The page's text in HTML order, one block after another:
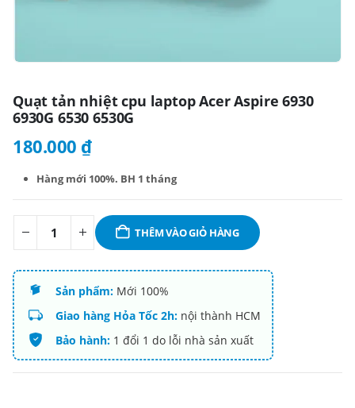
Quạt tản nhiệt cpu laptop Acer Aspire 6930
6930G 6530 6530G
180.000 ₫
Hàng mới 100%. BH 1 tháng
THÊM VÀO GIỎ HÀNG
Sản phẩm:Mới 100%
Giao hàng Hỏa Tốc 2h:nội thành HCM
Bảo hành:1 đổi 1 do lỗi nhà sản xuất